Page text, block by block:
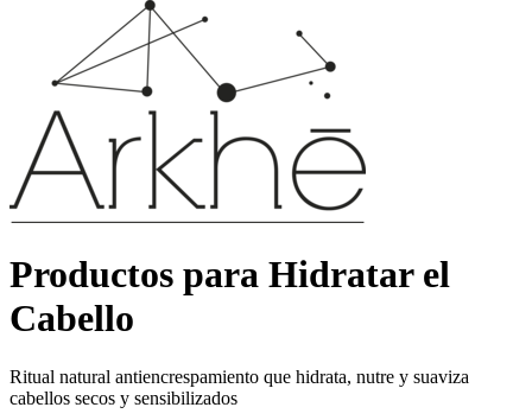
Productos para Hidratar el
Cabello
Ritual natural antiencrespamiento que hidrata, nutre y suaviza
cabellos secos y sensibilizados